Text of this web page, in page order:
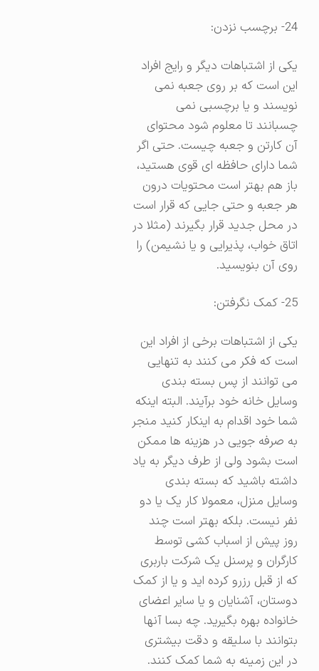
یکی از اشتباهات دیگر و رایج افراد
این است که بر روی جعبه نمی
نویسند و یا برچسبی نمی
چسبانند تا معلوم شود محتوای
آن کارتن و جعبه چیست. حتی اگر
شما دارای حافظه ای قوی هستید،
باز هم بهتر است محتویات درون
هر جعبه و حتی جایی که قرار است
در محل جدید قرار بگیرند (مثلا در
اتاق خواب، پذیرایی و یا نشیمن) را
روی آن بنویسید.
یکی از اشتباهات برخی از افراد این
است که فکر می کنند به تنهایی
می توانند از پس بسته بندی
وسایل خانه خود برآیند. البته اینکه
شما خود اقدام به اینکار کنید منجر
به صرفه جویی در هزینه ها ممکن
است بشود ولی از طرف دیگر به یاد
داشته باشید که بسته بندی
وسایل منزل، معمولا کار یک یا دو
نفر نیست. بلکه بهتر است چند
روز پیش از اسباب کشی توسط
کارگران و پرسنل یک شرکت باربری
که از قبل رزرو کرده اید و یا از کمک
دوستان، آشنایان و یا سایر اعضای
خانواده بهره بگیرید. چه بسا آنها
بتوانند با سلیقه و دقت بیشتری
در این زمینه به شما کمک کنند.